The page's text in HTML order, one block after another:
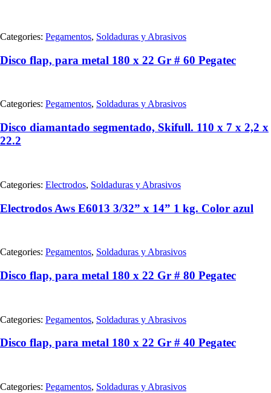
Categories: Pegamentos, Soldaduras y Abrasivos
Disco flap, para metal 180 x 22 Gr # 60 Pegatec
Categories: Pegamentos, Soldaduras y Abrasivos
Disco diamantado segmentado, Skifull. 110 x 7 x 2,2 x
22.2
Categories: Electrodos, Soldaduras y Abrasivos
Electrodos Aws E6013 3/32” x 14” 1 kg. Color azul
Categories: Pegamentos, Soldaduras y Abrasivos
Disco flap, para metal 180 x 22 Gr # 80 Pegatec
Categories: Pegamentos, Soldaduras y Abrasivos
Disco flap, para metal 180 x 22 Gr # 40 Pegatec
Categories: Pegamentos, Soldaduras y Abrasivos